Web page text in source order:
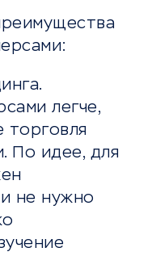
легче,
торговля
По идее, для
не нужно